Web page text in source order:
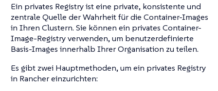
Ein privates Registry ist eine private, konsistente und
zentrale Quelle der Wahrheit für die Container-Images
in Ihren Clustern. Sie können ein privates Container-
Image-Registry verwenden, um benutzerdefinierte
Basis-Images innerhalb Ihrer Organisation zu teilen.
Es gibt zwei Hauptmethoden, um ein privates Registry
in Rancher einzurichten: